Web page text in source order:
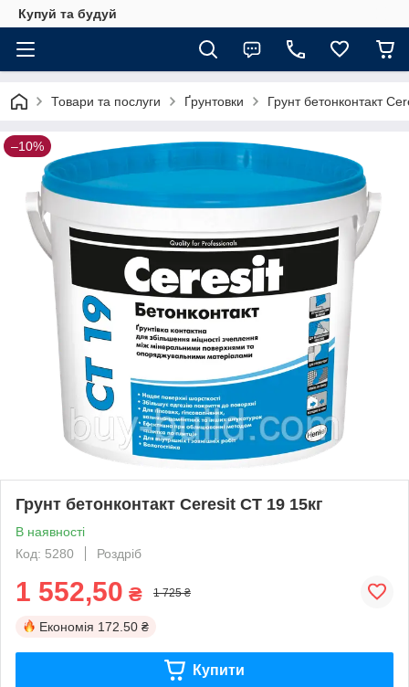
Купуй та будуй
Товари та послуги Ґрунтовки Грунт бетонконтакт
–10%
Грунт бетонконтакт Ceresit CT 19 15кг
В наявності
Код: 5280
Роздріб
1 552,50 ₴ 1 725 ₴
Економія 172.50 ₴
Купити